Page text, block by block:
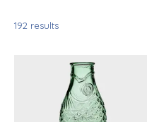
192 results